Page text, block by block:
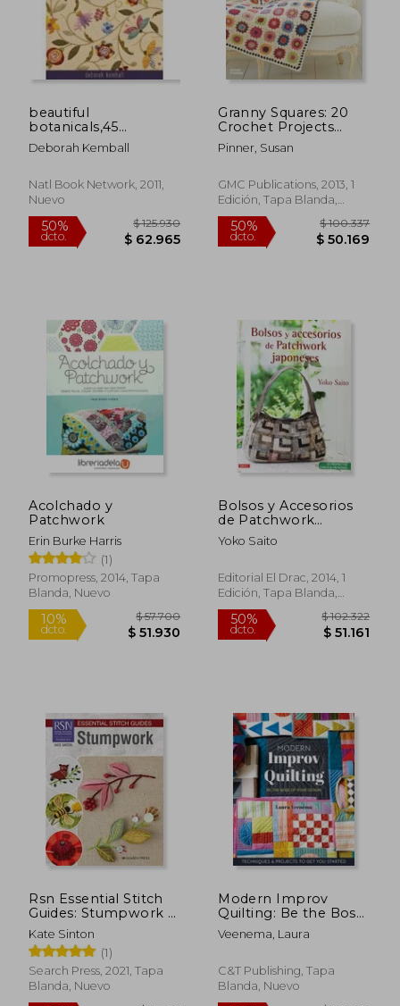
dcto. $ 63.322 dcto.
beautiful
botanicals,45
applique flowers & 14
quilt projects
Deborah Kemball
Natl Book Network, 2011,
Nuevo
50%
dcto. $ 62.965
Granny Squares: 20
Crochet Projects
With a Vintage Vibe
(en Inglés)
Pinner, Susan
GMC Publications, 2013, 1
Edición, Tapa Blanda,
Nuevo
50%
dcto. $
Acolchado y
Patchwork
Erin Burke Harris
(1)
Promopress, 2014, Tapa
Blanda, Nuevo
Bolsos y Accesorios
de Patchwork
Japoneses
Yoko Saito
Editorial El Drac, 2014, 1
Edición, Tapa Blanda,
Nuevo
Rsn Essential Stitch
Guides: Stumpwork -
Large Format Edition
(en Inglés)
Kate Sinton
(1)
Search Press, 2021, Tapa
Blanda, Nuevo
Modern Improv
Quilting: Be the Boss
of Your Design;
Techniques & Projects
(en Inglés)
Veenema, Laura
C&T Publishing, Tapa
Blanda, Nuevo